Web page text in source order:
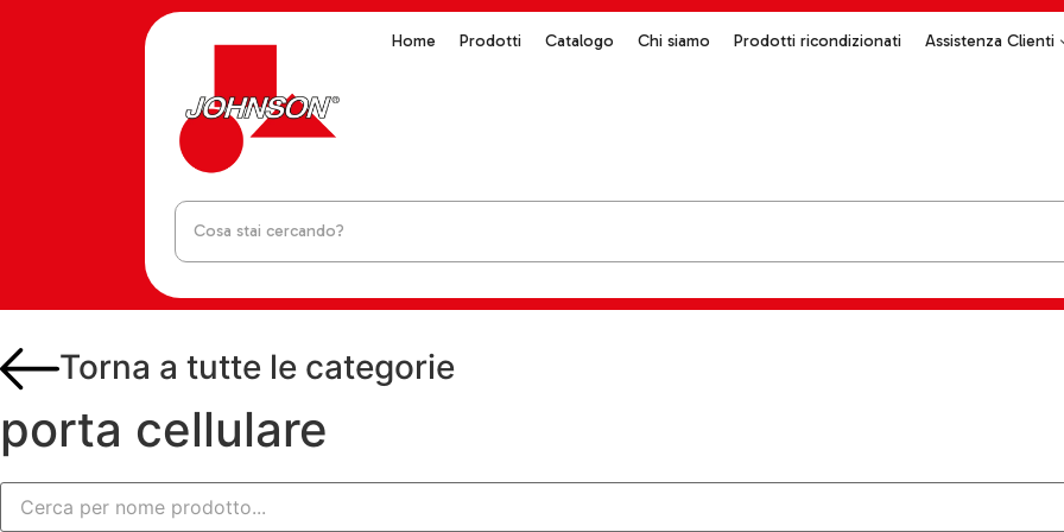
Home Prodotti Catalogo Chi siamo Prodotti ricondizionati Assistenza Clienti
Torna a tutte le categorie
porta cellulare